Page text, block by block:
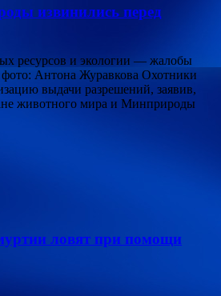
извинились перед
ресурсов и экологии — жалобы
Антона Журавкова Охотники
выдачи разрешений, заявив,
животного мира и Минприроды
ловят при помощи